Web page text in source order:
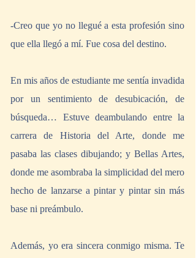
-Creo que yo no llegué a esta profesión sino
que ella llegó a mí. Fue cosa del destino.
En mis años de estudiante me sentía invadida
por un sentimiento de desubicación, de
búsqueda… Estuve deambulando entre la
carrera de Historia del Arte, donde me
pasaba las clases dibujando; y Bellas Artes,
donde me asombraba la simplicidad del mero
hecho de lanzarse a pintar y pintar sin más
base ni preámbulo.
Además, yo era sincera conmigo misma. Te